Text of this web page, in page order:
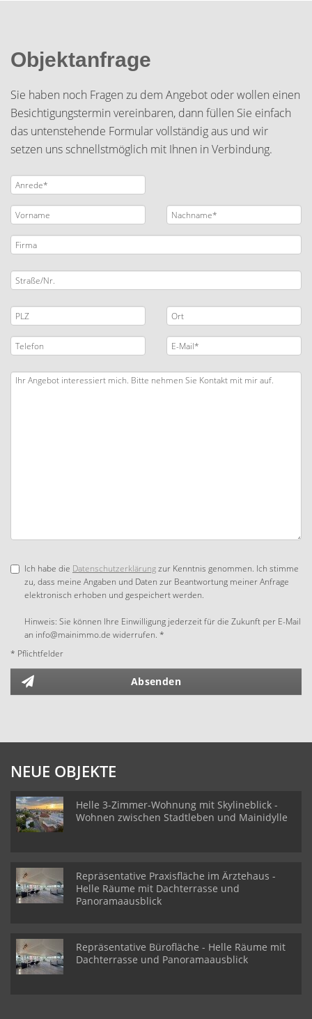
Objektanfrage
Sie haben noch Fragen zu dem Angebot oder wollen einen
Besichtigungstermin vereinbaren, dann füllen Sie einfach
das untenstehende Formular vollständig aus und wir
setzen uns schnellstmöglich mit Ihnen in Verbindung.
Ich habe die Datenschutzerklärungzur Kenntnis genommen. Ich stimme
zu, dass meine Angaben und Daten zur Beantwortung meiner Anfrage
elektronisch erhoben und gespeichert werden.
Hinweis: Sie können Ihre Einwilligung jederzeit für die Zukunft per E-Mail
an info@mainimmo.de widerrufen. *
* Pflichtfelder
Absenden
NEUE OBJEKTE
Helle 3-Zimmer-Wohnung mit Skylineblick -
Wohnen zwischen Stadtleben und Mainidylle
Repräsentative Praxisfläche im Ärztehaus -
Helle Räume mit Dachterrasse und
Panoramaausblick
Repräsentative Bürofläche - Helle Räume mit
Dachterrasse und Panoramaausblick